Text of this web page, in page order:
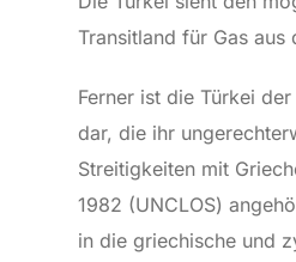
Transitland für Gas aus
Ferner ist die Türkei
dar, die ihr
Streitigkeiten mit
1982 (UNCLOS)
in die griechische und